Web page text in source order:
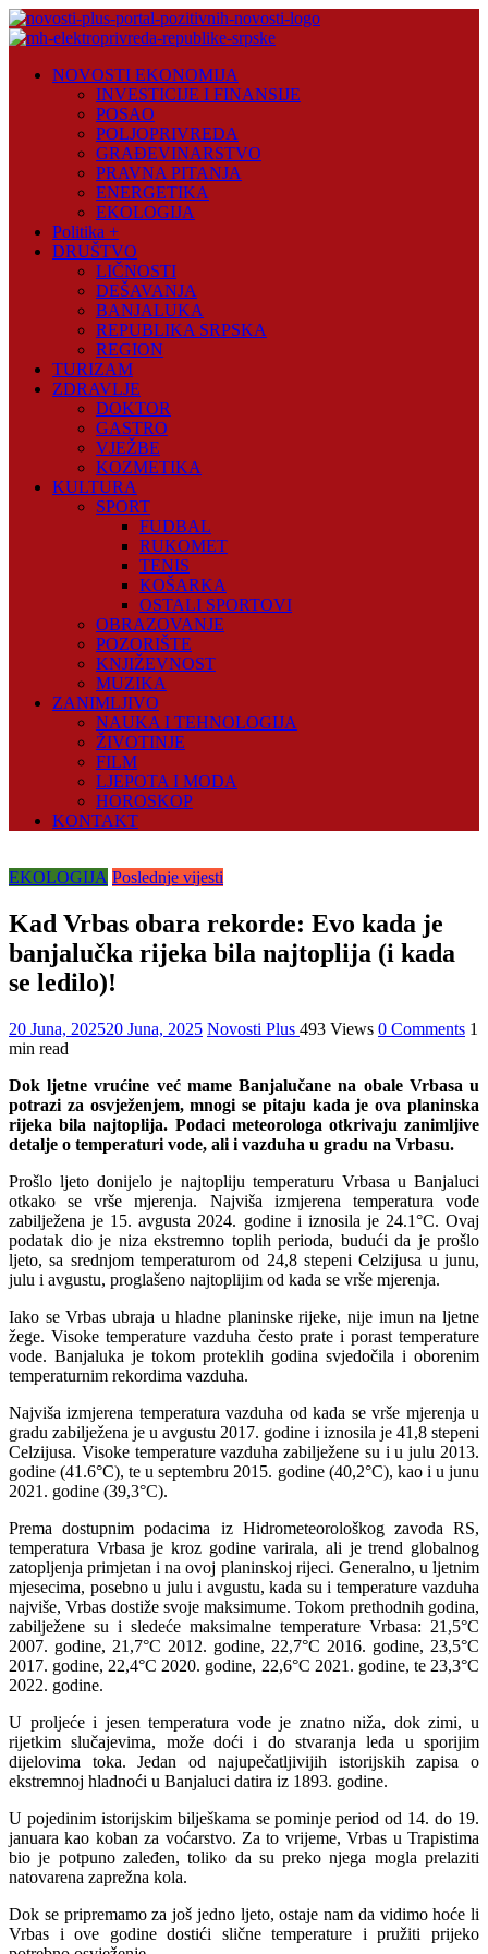
Skip
to
Plus
NOVOSTI EKONOMIJA
INVESTICIJE I FINANSIJE
POSAO
POLJOPRIVREDA
GRAĐEVINARSTVO
PRAVNA PITANJA
ENERGETIKA
EKOLOGIJA
Politika +
DRUŠTVO
LIČNOSTI
DEŠAVANJA
BANJALUKA
REPUBLIKA SRPSKA
REGION
TURIZAM
ZDRAVLJE
DOKTOR
GASTRO
VJEŽBE
KOZMETIKA
KULTURA
SPORT
FUDBAL
RUKOMET
TENIS
KOŠARKA
OSTALI SPORTOVI
OBRAZOVANJE
POZORIŠTE
KNJIŽEVNOST
MUZIKA
ZANIMLJIVO
NAUKA I TEHNOLOGIJA
ŽIVOTINJE
FILM
LJEPOTA I MODA
HOROSKOP
KONTAKT
EKOLOGIJA Poslednje vijesti
Kad Vrbas obara rekorde: Evo kada je
banjalučka rijeka bila najtoplija (i kada
se ledilo)!
20 Juna, 202520 Juna, 2025 Novosti Plus 493 Views 0 Comments 1
min read
Dok ljetne vrućine već mame Banjalučane na obale Vrbasa u
potrazi za osvježenjem, mnogi se pitaju kada je ova planinska
rijeka bila najtoplija. Podaci meteorologa otkrivaju zanimljive
detalje o temperaturi vode, ali i vazduha u gradu na Vrbasu.
Prošlo ljeto donijelo je najtopliju temperaturu Vrbasa u Banjaluci
otkako se vrše mjerenja. Najviša izmjerena temperatura vode
zabilježena je 15. avgusta 2024. godine i iznosila je 24.1°C. Ovaj
podatak dio je niza ekstremno toplih perioda, budući da je prošlo
ljeto, sa srednjom temperaturom od 24,8 stepeni Celzijusa u junu,
julu i avgustu, proglašeno najtoplijim od kada se vrše mjerenja.
Iako se Vrbas ubraja u hladne planinske rijeke, nije imun na ljetne
žege. Visoke temperature vazduha često prate i porast temperature
vode. Banjaluka je tokom proteklih godina svjedočila i oborenim
temperaturnim rekordima vazduha.
Najviša izmjerena temperatura vazduha od kada se vrše mjerenja u
gradu zabilježena je u avgustu 2017. godine i iznosila je 41,8 stepeni
Celzijusa. Visoke temperature vazduha zabilježene su i u julu 2013.
godine (41.6°C), te u septembru 2015. godine (40,2°C), kao i u junu
2021. godine (39,3°C).
Prema dostupnim podacima iz Hidrometeorološkog zavoda RS,
temperatura Vrbasa je kroz godine varirala, ali je trend globalnog
zatopljenja primjetan i na ovoj planinskoj rijeci. Generalno, u ljetnim
mjesecima, posebno u julu i avgustu, kada su i temperature vazduha
najviše, Vrbas dostiže svoje maksimume. Tokom prethodnih godina,
zabilježene su i sledeće maksimalne temperature Vrbasa: 21,5°C
2007. godine, 21,7°C 2012. godine, 22,7°C 2016. godine, 23,5°C
2017. godine, 22,4°C 2020. godine, 22,6°C 2021. godine, te 23,3°C
2022. godine.
U proljeće i jesen temperatura vode je znatno niža, dok zimi, u
rijetkim slučajevima, može doći i do stvaranja leda u sporijim
dijelovima toka. Jedan od najupečatljivijih istorijskih zapisa o
ekstremnoj hladnoći u Banjaluci datira iz 1893. godine.
U pojedinim istorijskim bilješkama se pominje period od 14. do 19.
januara kao koban za voćarstvo. Za to vrijeme, Vrbas u Trapistima
bio je potpuno zaleđen, toliko da su preko njega mogla prelaziti
natovarena zaprežna kola.
Dok se pripremamo za još jedno ljeto, ostaje nam da vidimo hoće li
Vrbas i ove godine dostići slične temperature i pružiti prijeko